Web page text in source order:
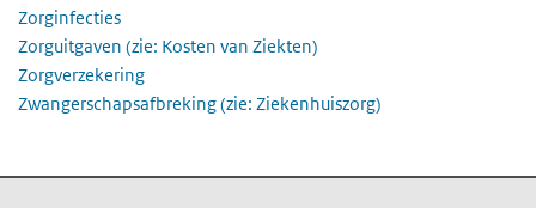
Zorginfecties
Zorguitgaven (zie: Kosten van Ziekten)
Zorgverzekering
Zwangerschapsafbreking (zie: Ziekenhuiszorg)